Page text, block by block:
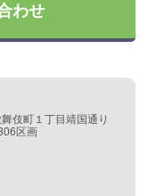
わせ
伎町１丁目靖国通り
区画